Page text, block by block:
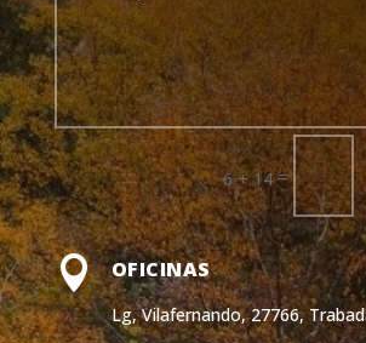
6 + 14=
 OFICINAS
Lg, Vilafernando, 27766,